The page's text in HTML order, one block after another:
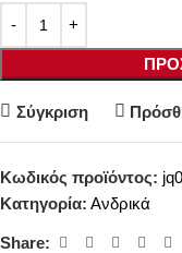
Σύγκριση
Κωδικός προϊόντος:
Κατηγορία: Ανδρικά
Share: